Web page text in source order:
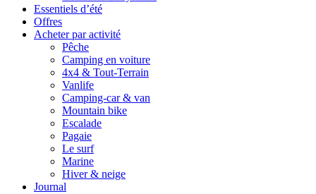
Essentiels d’été
Offres
Acheter par activité
Pêche
Camping en voiture
4x4 & Tout-Terrain
Vanlife
Camping-car & van
Mountain bike
Escalade
Pagaie
Le surf
Marine
Hiver & neige
Journal